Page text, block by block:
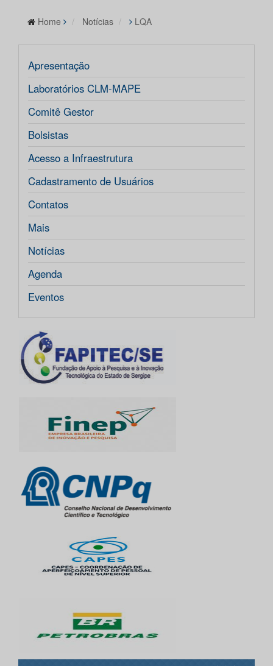
Home Notícias LQA
Apresentação
Laboratórios CLM-MAPE
Comitê Gestor
Bolsistas
Acesso a Infraestrutura
Cadastramento de Usuários
Contatos
Mais
Notícias
Agenda
Eventos